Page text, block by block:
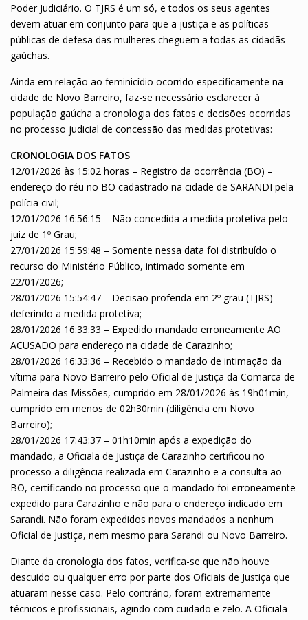
Poder Judiciário. O TJRS é um só, e todos os seus agentes
devem atuar em conjunto para que a justiça e as políticas
públicas de defesa das mulheres cheguem a todas as cidadãs
gaúchas.
Ainda em relação ao feminicídio ocorrido especificamente na
cidade de Novo Barreiro, faz-se necessário esclarecer à
população gaúcha a cronologia dos fatos e decisões ocorridas
no processo judicial de concessão das medidas protetivas:
CRONOLOGIA DOS FATOS
12/01/2026 às 15:02 horas – Registro da ocorrência (BO) –
endereço do réu no BO cadastrado na cidade de SARANDI pela
polícia civil;
12/01/2026 16:56:15 – Não concedida a medida protetiva pelo
juiz de 1º Grau;
27/01/2026 15:59:48 – Somente nessa data foi distribuído o
recurso do Ministério Público, intimado somente em
22/01/2026;
28/01/2026 15:54:47 – Decisão proferida em 2º grau (TJRS)
deferindo a medida protetiva;
28/01/2026 16:33:33 – Expedido mandado erroneamente AO
ACUSADO para endereço na cidade de Carazinho;
28/01/2026 16:33:36 – Recebido o mandado de intimação da
vítima para Novo Barreiro pelo Oficial de Justiça da Comarca de
Palmeira das Missões, cumprido em 28/01/2026 às 19h01min,
cumprido em menos de 02h30min (diligência em Novo
Barreiro);
28/01/2026 17:43:37 – 01h10min após a expedição do
mandado, a Oficiala de Justiça de Carazinho certificou no
processo a diligência realizada em Carazinho e a consulta ao
BO, certificando no processo que o mandado foi erroneamente
expedido para Carazinho e não para o endereço indicado em
Sarandi. Não foram expedidos novos mandados a nenhum
Oficial de Justiça, nem mesmo para Sarandi ou Novo Barreiro.
Diante da cronologia dos fatos, verifica-se que não houve
descuido ou qualquer erro por parte dos Oficiais de Justiça que
atuaram nesse caso. Pelo contrário, foram extremamente
técnicos e profissionais, agindo com cuidado e zelo. A Oficiala